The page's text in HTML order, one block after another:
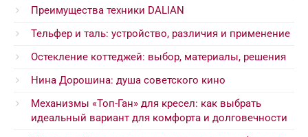
Преимущества техники DALIAN
Тельфер и таль: устройство, различия и применение
Остекление коттеджей: выбор, материалы, решения
Нина Дорошина: душа советского кино
Механизмы «Топ-Ган» для кресел: как выбрать
идеальный вариант для комфорта и долговечности